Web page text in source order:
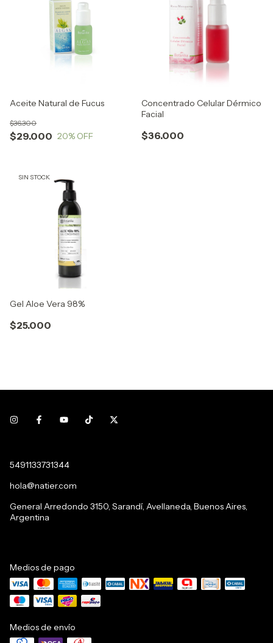
Aceite Natural de Fucus
$29.000
$36.300
20% OFF
Concentrado Celular Dérmico
Facial
$36.000
SIN STOCK
Gel Aloe Vera 98%
$25.000
5491133731344
hola@natier.com
General Arredondo 3150, Sarandí, Avellaneda, Buenos Aires,
Argentina
Medios de pago
Medios de envío